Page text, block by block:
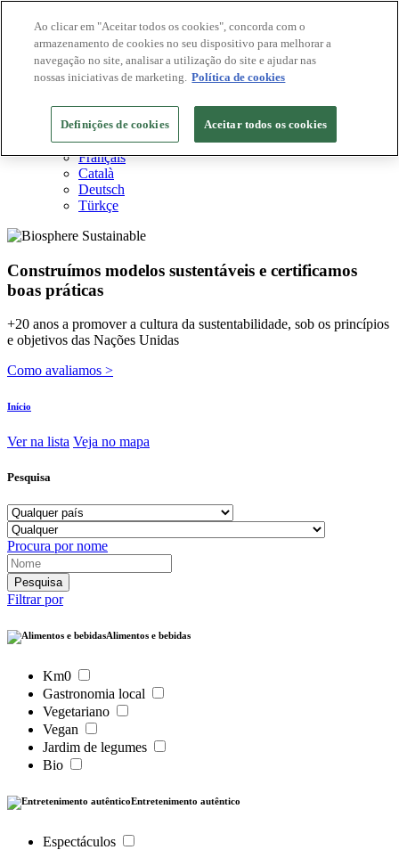
Destinos Biosphere
Empresas Biosphere
Como avaliamos
PT
English
Español
Français
Català
Deutsch
Türkçe
Construímos modelos sustentáveis ​​e certificamos
boas práticas
+20 anos a promover a cultura da sustentabilidade, sob os princípios
e objetivos das Nações Unidas
Como avaliamos >
Início
Ver na lista Veja no mapa
Pesquisa
Procura por nome
Filtrar por
Alimentos e bebidas
Km0
Gastronomia local
Vegetariano
Vegan
Jardim de legumes
Bio
Entretenimento autêntico
Espectáculos
Ao clicar em "Aceitar todos os cookies", concorda com o
armazenamento de cookies no seu dispositivo para melhorar a
navegação no site, analisar a utilização do site e ajudar nas
nossas iniciativas de marketing. Política de cookies
Definições de cookies Aceitar todos os cookies